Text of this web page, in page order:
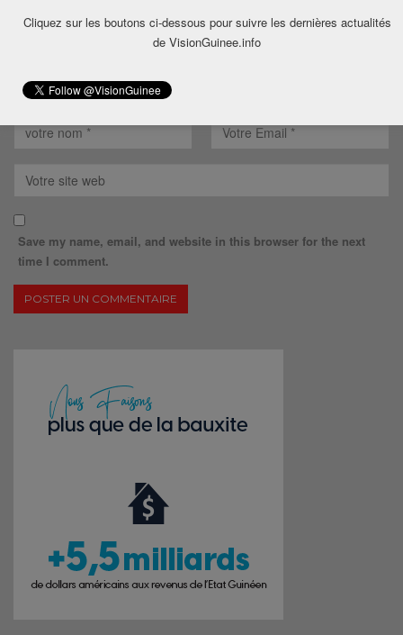
Save my name, email, and website in this browser for the next
time I comment.
Cliquez sur les boutons ci-dessous pour suivre les dernières actualités
de VisionGuinee.info